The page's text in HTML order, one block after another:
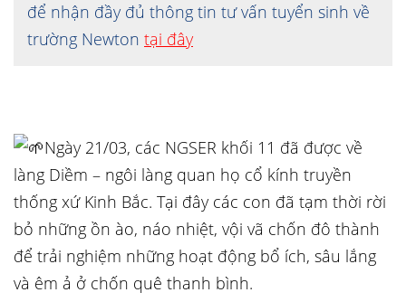
để nhận đầy đủ thông tin tư vấn tuyển sinh về
trường Newton tại đây
Ngày 21/03, các NGSER khối 11 đã được về
làng Diềm – ngôi làng quan họ cổ kính truyền
thống xứ Kinh Bắc. Tại đây các con đã tạm thời rời
bỏ những ồn ào, náo nhiệt, vội vã chốn đô thành
để trải nghiệm những hoạt động bổ ích, sâu lắng
và êm ả ở chốn quê thanh bình.